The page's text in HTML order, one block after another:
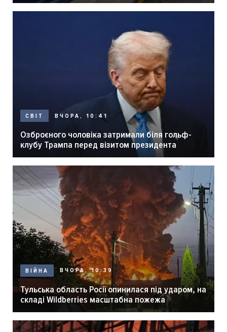
СВІТ ВЧОРА, 10:41
Озброєного чоловіка затримали біля гольф-
клубу Трампа перед візитом президента
ВІЙНА ВЧОРА, 10:39
Тульська область Росії опинилася під ударом, на
складі Wildberries масштабна пожежа